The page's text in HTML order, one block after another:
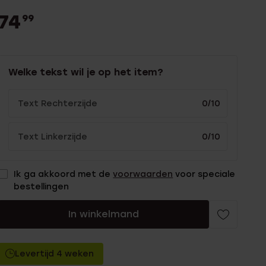
99
Welke tekst wil je op het item?
0/10
0/10
Ik ga akkoord met devoorwaarden voor speciale
bestellingen
In winkelmand
Levertijd 4 weken